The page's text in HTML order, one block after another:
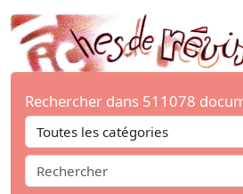
Rechercher dans 511078